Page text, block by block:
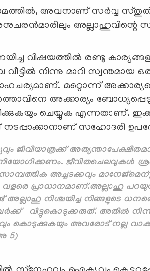
അവനാണ് സര്‍വ്വ
അല്ലാഹുവിന്റെ
വിഷയത്തിൽ രണ്ടു
നിന്നു മാറി സ്വന്തമായ ഒരു
മറ്റൊന്ന്
അക്കാര്യം
ചെയ്യുക എന്നതാണ്.
നടപ്പാക്കാനാണ് സഹോദരി
ജീവിയാത്രക്ക്
ജീവിതചെലവുകള്‍
അച്ചടക്കവും
വളരെ പ്രാധാനമാണ്.അല്ലാഹു
അല്ലാഹു നിശ്ചയിച്ച നിങ്ങളുടെ
വിട്ടുകൊടുക്കരുത്. അതില്‍
കൊടുക്കുകയും അവരോട് നല്ല
5)